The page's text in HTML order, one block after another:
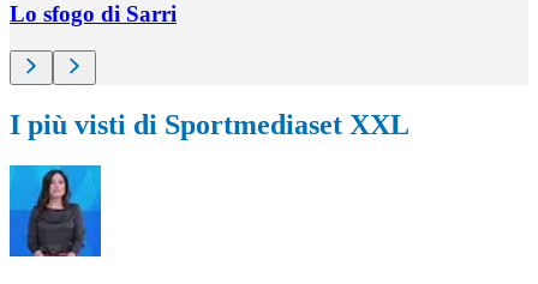
Lo sfogo di Sarri
I più visti di Sportmediaset XXL